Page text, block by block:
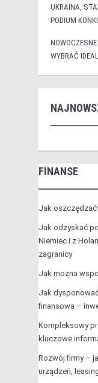
UKRAINA,
PODIUM
WYBRAĆ
FINANSE
Jak
Jak odzyskać
Niemiec i z
zagranicy
Jak można
Jak
finansowa –
Kompleksowy
kluczowe
Rozwój firmy –
urządzeń,